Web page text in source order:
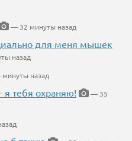
— 32 минуты назад
для меня мышек
назад
назад
я тебя охраняю!
— 35